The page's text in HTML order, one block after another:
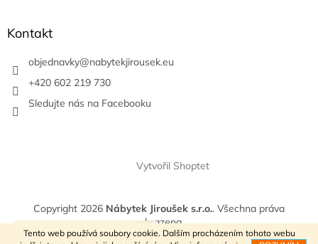
Tento web používá soubory cookie. Dalším procházením tohoto webu
VÍTEJTE V NAŠEM E-SHOPU
Kontakt
objednavky@nabytekjirousek.eu
+420 602 219 730
Sledujte nás na Facebooku
Vytvořil Shoptet
Copyright 2026 Nábytek Jiroušek s.r.o.. Všechna práva
vyhrazena.